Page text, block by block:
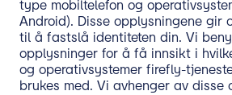
type mobiltelefon og
Android). Disse opplysningene gir
til å fastslå identiteten din. Vi
opplysninger for å få innsikt i
og operativsystemer firefly-
brukes med. Vi avhenger av disse